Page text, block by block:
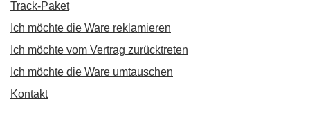
Track-Paket
Ich möchte die Ware reklamieren
Ich möchte vom Vertrag zurücktreten
Ich möchte die Ware umtauschen
Kontakt